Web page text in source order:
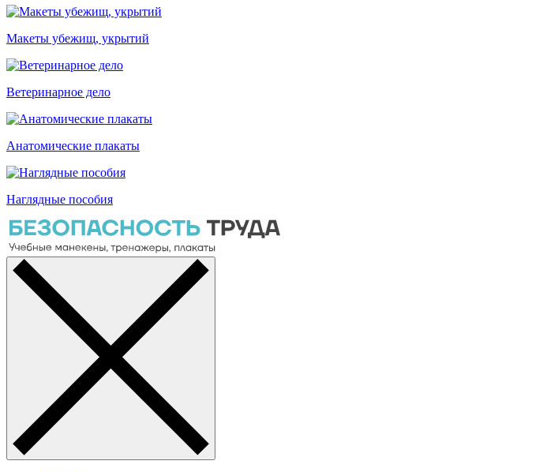
Макеты убежищ, укрытий
Ветеринарное дело
Анатомические плакаты
Наглядные пособия